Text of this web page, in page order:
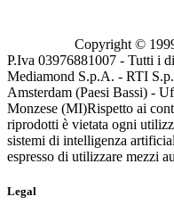
Copyright ©
P.Iva 03976881007 - Tutti i
Mediamond S.p.A. - RTI
Amsterdam (Paesi Bassi) -
Monzese (MI)Rispetto ai
riprodotti è vietata ogni
sistemi di intelligenza
espresso di utilizzare mezzi
Legal